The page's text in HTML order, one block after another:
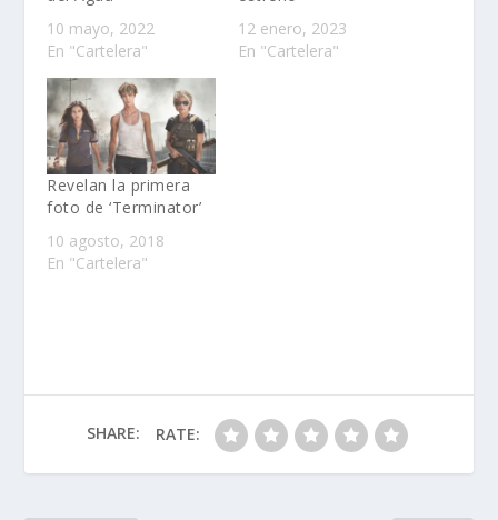
10 mayo, 2022
En "Cartelera"
12 enero, 2023
En "Cartelera"
Revelan la primera
foto de ‘Terminator’
10 agosto, 2018
En "Cartelera"
SHARE: RATE: